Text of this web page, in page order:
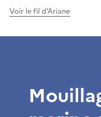
Voir le fil d'Ariane